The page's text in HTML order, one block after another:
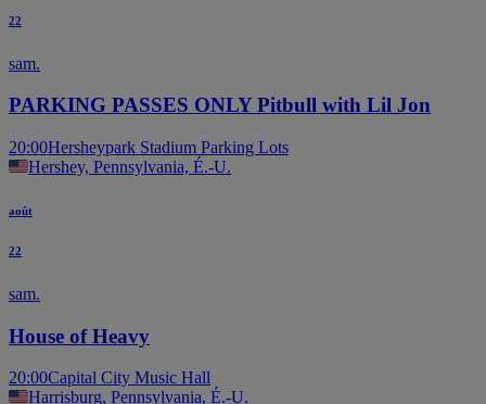
22
sam.
PARKING PASSES ONLY Pitbull with Lil Jon
20:00Hersheypark Stadium Parking Lots
Hershey, Pennsylvania, É.-U.
août
22
sam.
House of Heavy
20:00Capital City Music Hall
Harrisburg, Pennsylvania, É.-U.